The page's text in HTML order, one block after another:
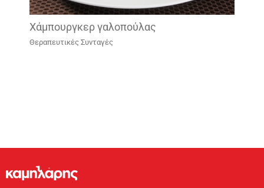
Χάμπουργκερ γαλοπούλας
Θεραπευτικές Συνταγές